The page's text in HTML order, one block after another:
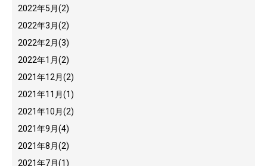
2022年5月(2)
2022年3月(2)
2022年2月(3)
2022年1月(2)
2021年12月(2)
2021年11月(1)
2021年10月(2)
2021年9月(4)
2021年8月(2)
2021年7月(1)